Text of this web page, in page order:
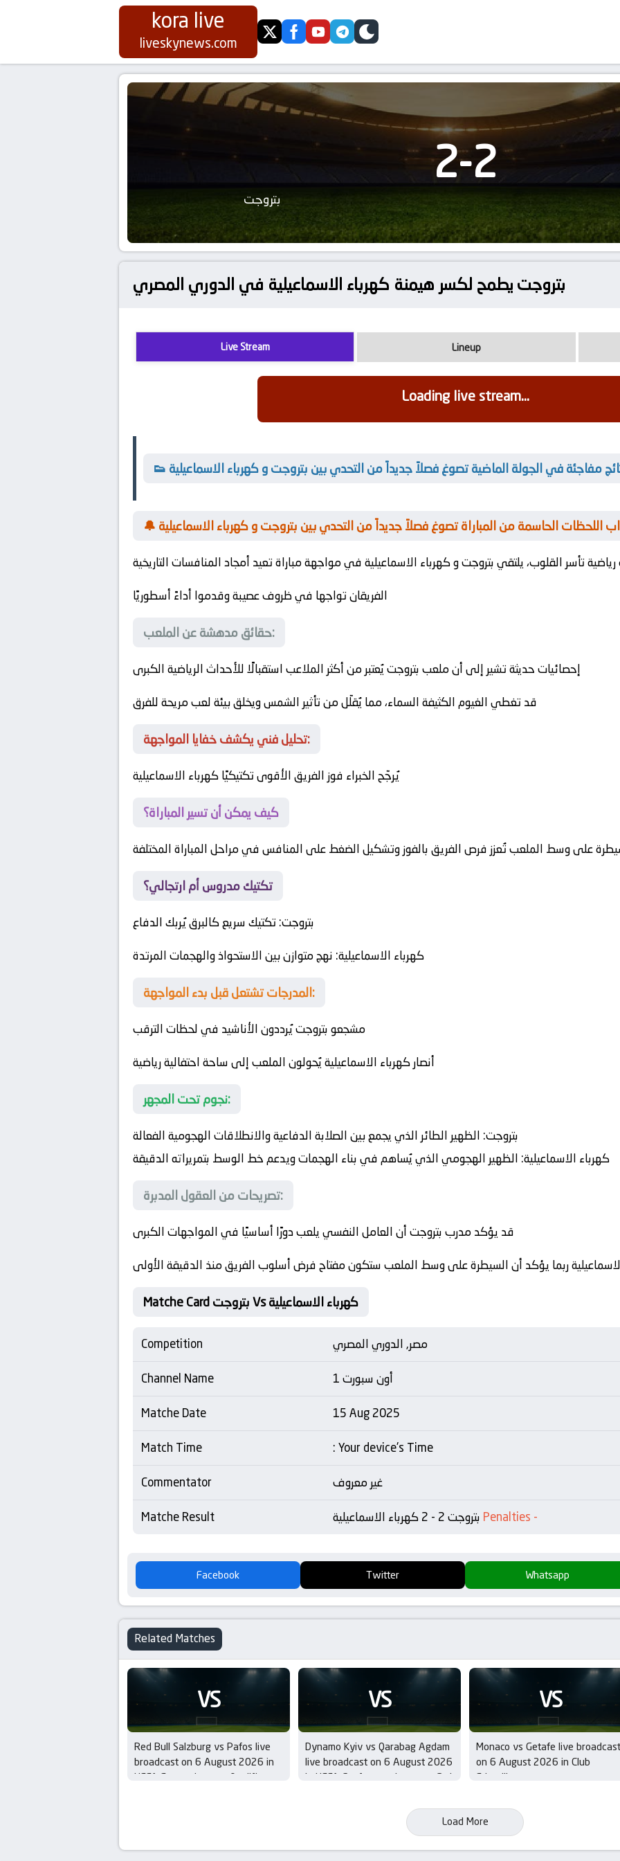
kora live
liveskynews.com twitterfacebookyoutubetelegram
skin
بتروجت
2-2
بتروجت يطمح لكسر هيمنة كهرباء الاسماعيلية في الدوري المصري
Live Stream Lineup
Loading live stream...
مفاجئة في الجولة الماضية تصوغ فصلاً جديداً من التحدي بين بتروجت و كهرباء الاسماعيلية
اللحظات الحاسمة من المباراة تصوغ فصلاً جديداً من التحدي بين بتروجت و كهرباء الاسماعيلية
تأسر القلوب، يلتقيبتروجتوكهرباء الاسماعيلية
الفريقان تواجها في ظروف عصيبة وقدموا أداءً أسطوريًا
حقائق مدهشة عن الملعب:
إحصائيات حديثة تشير إلى أن ملعب بتروجت يُعتبر من أكثر الملاعب استقبالًا للأحداث الرياضية الكبرى
قد تغطي الغيوم الكثيفة السماء، مما يُقلّل من تأثير الشمس ويخلق بيئة لعب مريحة للفرق
تحليل فني يكشف خفايا المواجهة:
يُرجّح الخبراء فوز الفريق الأقوى تكتيكيًاكهرباء الاسماعيلية
كيف يمكن أن تسير المباراة؟
على وسط الملعب تُعزز فرص الفريق بالفوز وتشكيل الضغط على المنافس في مراحل المباراة المختلفة
تكتيك مدروس أم ارتجالي؟
بتروجت: تكتيك سريع كالبرق يُربك الدفاع
كهرباء الاسماعيلية: نهج متوازن بين الاستحواذ والهجمات المرتدة
المدرجات تشتعل قبل بدء المواجهة:
مشجعو بتروجت يُرددون الأناشيد في لحظات الترقب
أنصار كهرباء الاسماعيلية يُحولون الملعب إلى ساحة احتفالية رياضية
نجوم تحت المجهر:
بتروجت: الظهير الطائر الذي يجمع بين الصلابة الدفاعية والانطلاقات الهجومية الفعالة
كهرباء الاسماعيلية: الظهير الهجومي الذي يُساهم في بناء الهجمات ويدعم خط الوسط بتمريراته الدقيقة
تصريحات من العقول المدبرة:
قد يؤكد مدرب بتروجت أن العامل النفسي يلعب دورًا أساسيًا في المواجهات الكبرى
ربما يؤكد أن السيطرة على وسط الملعب ستكون مفتاح فرض أسلوب الفريق منذ الدقيقة الأولى
Matche Card بتروجت Vs كهرباء الاسماعيلية
Competition
مصر, الدوري المصري
Channel Name
أون سبورت 1
Matche Date
15 Aug 2025
Match Time
: Your device's Time
Commentator
غير معروف
Matche Result
Penalties -
Facebook Twitter Whatsapp
Related Matches
VS
Red Bull Salzburg vs Pafos live
broadcast on 6 August 2026 in
UEFA Europa League Qualifiers –
VS
Dynamo Kyiv vs Qarabag Agdam
live broadcast on 6 August 2026
in UEFA Conference League – 3rd
VS
Monaco vs Getafe live broadcast
on 6 August 2026 in Club
Friendlies
Load More